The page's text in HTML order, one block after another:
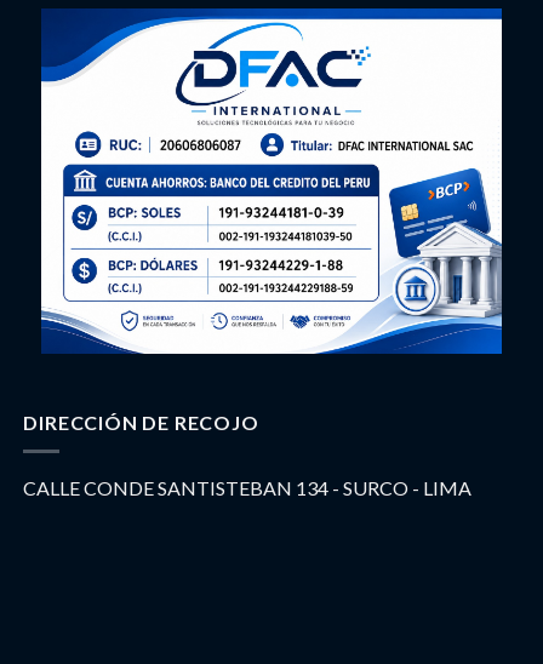
DIRECCIÓN DE RECOJO
CALLE CONDE SANTISTEBAN 134 - SURCO - LIMA